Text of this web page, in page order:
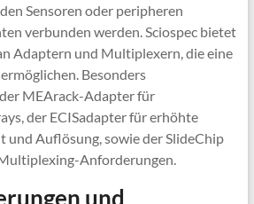
Sensoren oder peripheren
verbunden werden. Sciospec bietet
Adaptern und Multiplexern, die eine
Besonders
MEArack-Adapter für
der ECISadapter für erhöhte
und Auflösung, sowie der SlideChip
Anforderungen.
und